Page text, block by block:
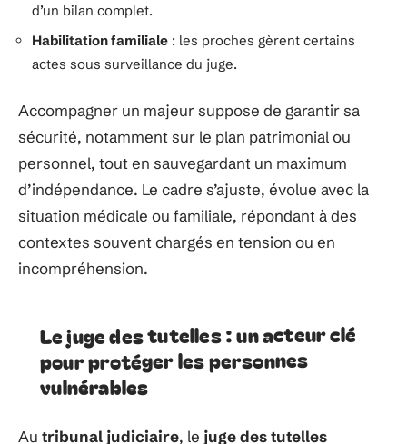
d’un bilan complet.
Habilitation familiale : les proches gèrent certains
actes sous surveillance du juge.
Accompagner un majeur suppose de garantir sa
sécurité, notamment sur le plan patrimonial ou
personnel, tout en sauvegardant un maximum
d’indépendance. Le cadre s’ajuste, évolue avec la
situation médicale ou familiale, répondant à des
contextes souvent chargés en tension ou en
incompréhension.
Le juge des tutelles : un acteur clé
pour protéger les personnes
vulnérables
Au tribunal judiciaire, le juge des tutelles